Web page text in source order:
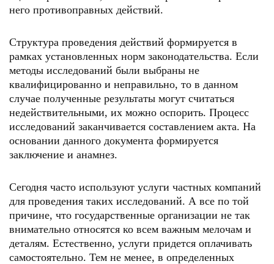
него противоправных действий.
Структура проведения действий формируется в
рамках установленных норм законодательства. Если
методы исследований были выбраны не
квалифицированно и неправильно, то в данном
случае полученные результаты могут считаться
недействительными, их можно оспорить. Процесс
исследований заканчивается составлением акта. На
основании данного документа формируется
заключение и анамнез.
Сегодня часто используют услуги частных компаний
для проведения таких исследований. А все по той
причине, что государственные организации не так
внимательно относятся ко всем важным мелочам и
деталям. Естественно, услуги придется оплачивать
самостоятельно. Тем не менее, в определенных